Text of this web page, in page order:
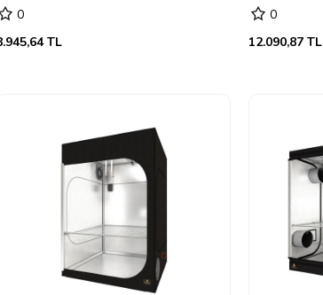
0
TL
0
12.090,87 TL